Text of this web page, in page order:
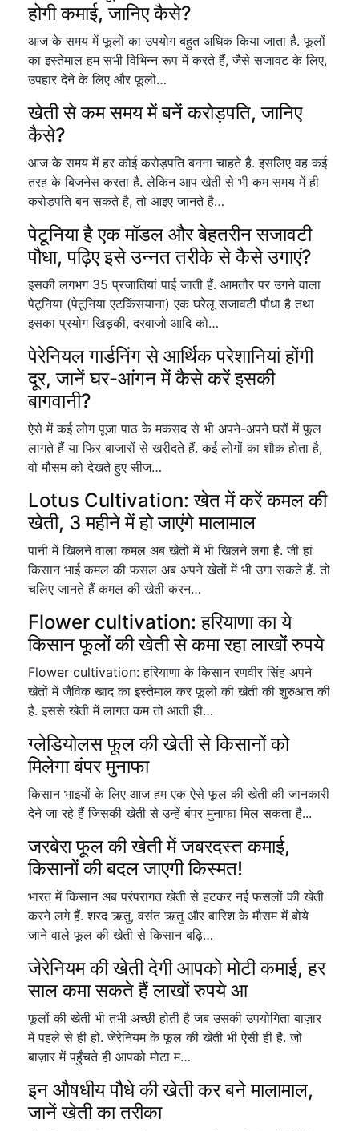
होगी कमाई, जानिए कैसे?
आज के समय में फूलों का उपयोग बहुत अधिक किया जाता है. फूलों
का इस्तेमाल हम सभी विभिन्न रूप में करते हैं, जैसे सजावट के लिए,
उपहार देने के लिए और फूलों…
खेती से कम समय में बनें करोड़पति, जानिए
कैसे?
आज के समय में हर कोई करोड़पति बनना चाहते है. इसलिए वह कई
तरह के बिजनेस करता है. लेकिन आप खेती से भी कम समय में ही
करोड़पति बन सकते है, तो आइए जानते है…
पेटूनिया है एक मॉडल और बेहतरीन सजावटी
पौधा, पढ़िए इसे उन्नत तरीके से कैसे उगाएं?
इसकी लगभग 35 प्रजातियां पाई जाती हैं. आमतौर पर उगने वाला
पेटूनिया (पेटूनिया एटकिंसयाना) एक घरेलू सजावटी पौधा है तथा
इसका प्रयोग खिड़की, दरवाजो आदि को…
पेरेनियल गार्डनिंग से आर्थिक परेशानियां होंगी
दूर, जानें घर-आंगन में कैसे करें इसकी
बागवानी?
ऐसे में कई लोग पूजा पाठ के मकसद से भी अपने-अपने घरों में फूल
लागते हैं या फिर बाजारों से खरीदते हैं. कई लोगों का शौक होता है,
वो मौसम को देखते हुए सीज…
Lotus Cultivation: खेत में करें कमल की
खेती, 3 महीने में हो जाएंगे मालामाल
पानी में खिलने वाला कमल अब खेतों में भी खिलने लगा है. जी हां
किसान भाई कमल की फसल अब अपने खेतों में भी उगा सकते हैं. तो
चलिए जानते हैं कमल की खेती करन…
Flower cultivation: हरियाणा का ये
किसान फूलों की खेती से कमा रहा लाखों रुपये
Flower cultivation: हरियाणा के किसान रणवीर सिंह अपने
खेतों में जैविक खाद का इस्तेमाल कर फूलों की खेती की शुरुआत की
है. इससे खेती में लागत कम तो आती ही…
ग्लेडियोलस फूल की खेती से किसानों को
मिलेगा बंपर मुनाफा
किसान भाइयों के लिए आज हम एक ऐसे फूल की खेती की जानकारी
देने जा रहे हैं जिसकी खेती से उन्हें बंपर मुनाफा मिल सकता है...
जरबेरा फूल की खेती में जबरदस्त कमाई,
किसानों की बदल जाएगी किस्मत!
भारत में किसान अब परंपरागत खेती से हटकर नई फसलों की खेती
करने लगे हैं. शरद ऋतु, वसंत ऋतु और बारिश के मौसम में बोये
जाने वाले फूल की खेती से किसान बढ़ि…
जेरेनियम की खेती देगी आपको मोटी कमाई, हर
साल कमा सकते हैं लाखों रुपये आ
फूलों की खेती भी तभी अच्छी होती है जब उसकी उपयोगिता बाज़ार
में पहले से ही हो. जेरेनियम के फूल की खेती भी ऐसी ही है. जो
बाज़ार में पहुँचते ही आपको मोटा म…
इन औषधीय पौधे की खेती कर बने मालामाल,
जानें खेती का तरीका